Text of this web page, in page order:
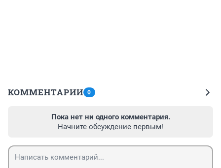
КОММЕНТАРИИ 0
Пока нет ни одного комментария.
Начните обсуждение первым!